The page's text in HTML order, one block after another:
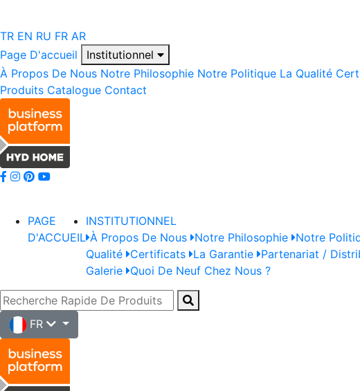
TR EN RU FR AR
Page D'accueil
Institutionnel
À Propos De Nous Notre Philosophie Notre Politique La Qualité
Produits Catalogue Contact
PAGE
D'ACCUEIL
INSTITUTIONNEL
À Propos De Nous Notre Philosophie Notre
Qualité Certificats La Garantie Partenariat /
Galerie Quoi De Neuf Chez Nous ?
FR